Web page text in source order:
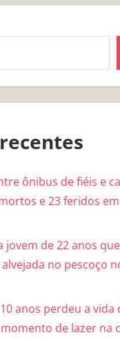
ônibus de fiéis e
e 23 feridos
jovem de 22 anos
no pescoço
anos perdeu a vida
de lazer na